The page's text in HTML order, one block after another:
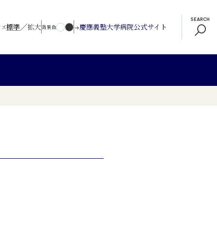
ズ標準／拡大背景色 慶應義塾大学病院公式サイト
SEARCH